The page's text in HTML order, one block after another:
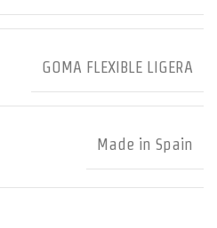
GOMA FLEXIBLE LIGERA
Made in Spain